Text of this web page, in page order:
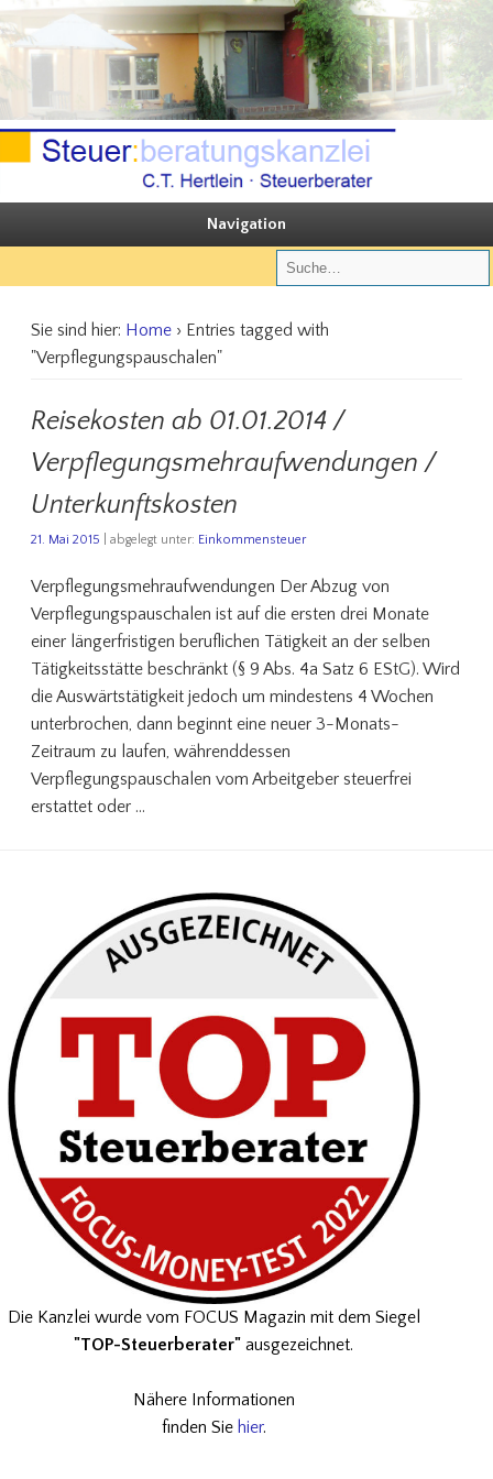
Steuerberatungskanzlei C.T. Hertlein
Sie steuern, wir beraten
Navigation
Sie sind hier: Home› Entries tagged with
"Verpflegungspauschalen"
Reisekosten ab 01.01.2014 /
Verpflegungsmehraufwendungen /
Unterkunftskosten
21. Mai 2015 | abgelegt unter: Einkommensteuer
Verpflegungsmehraufwendungen Der Abzug von
Verpflegungspauschalen ist auf die ersten drei Monate
einer längerfristigen beruflichen Tätigkeit an der selben
Tätigkeitsstätte beschränkt (§ 9 Abs. 4a Satz 6 EStG). Wird
die Auswärtstätigkeit jedoch um mindestens 4 Wochen
unterbrochen, dann beginnt eine neuer 3-Monats-
Zeitraum zu laufen, währenddessen
Verpflegungspauschalen vom Arbeitgeber steuerfrei
erstattet oder …
Die Kanzlei wurde vom FOCUS Magazin mit dem Siegel
"TOP-Steuerberater" ausgezeichnet.
Nähere Informationen
finden Sie hier.